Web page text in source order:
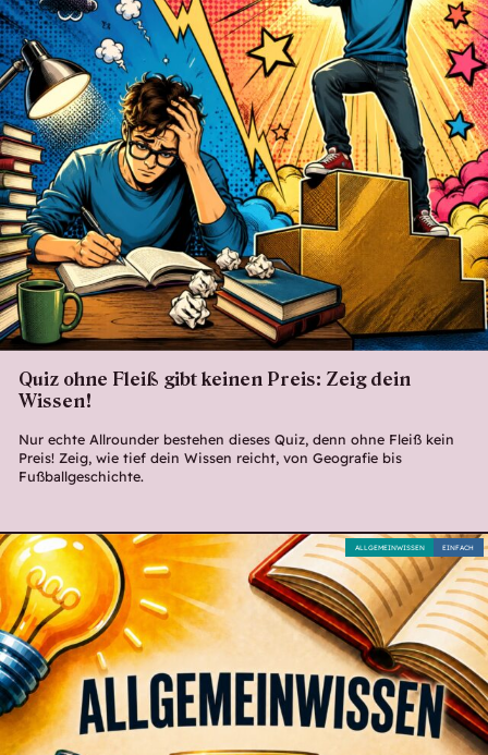
Quiz ohne Fleiß gibt keinen Preis: Zeig dein
Wissen!
Nur echte Allrounder bestehen dieses Quiz, denn ohne Fleiß kein
Preis! Zeig, wie tief dein Wissen reicht, von Geografie bis
Fußballgeschichte.
EINFACH
ALLGEMEINWISSEN